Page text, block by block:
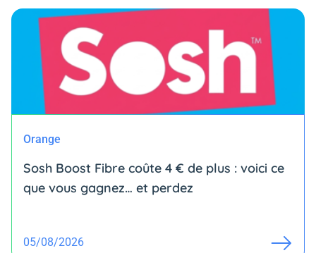
Orange
Sosh Boost Fibre coûte 4 € de plus : voici ce
que vous gagnez… et perdez
05/08/2026